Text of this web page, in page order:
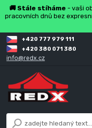
🚚 Stále stíháme - vaši
pracovních dnů bez
+420 777 979 111
+420 380 071 380
info@redx.cz